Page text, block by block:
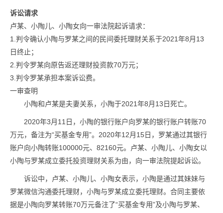
诉讼请求
卢某、小陶儿、小陶女向一审法院起诉请求：
1.判令确认小陶与罗某之间的民间委托理财关系于2021年8月13
日终止；
2.判令罗某向原告返还理财投资款70万元；
3.判令罗某承担本案诉讼费。
一审查明
小陶和卢某是夫妻关系，小陶于2021年8月13日死亡。
2020年3月11日，小陶的银行账户向罗某的银行账户转账70
万元，备注为“买基金专用”。2020年12月15日，罗某通过其银行
账户向小陶转账100000元、82160元。卢某、小陶儿、小陶女以
小陶与罗某成立委托投资理财关系为由，向一审法院提起诉讼。
诉讼中，卢某、小陶儿、小陶女表示，小陶是通过其妹妹与
罗某微信沟通委托理财，小陶与罗某成立委托理财。合同主要依
据是小陶向罗某转账70万元备注了“买基金专用”及小陶与罗某、